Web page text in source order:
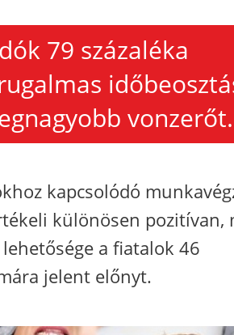
79 százaléka
vonzerőt.
kapcsolódó
különösen pozitívan,
a fiatalok 46
jelent előnyt.